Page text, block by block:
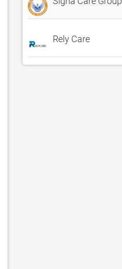
Rely Care